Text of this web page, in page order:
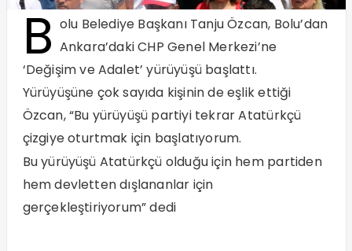
B olu Belediye Başkanı Tanju Özcan, Bolu’dan
Ankara’daki CHP Genel Merkezi’ne
‘Değişim ve Adalet’ yürüyüşü başlattı.
Yürüyüşüne çok sayıda kişinin de eşlik ettiği
Özcan, “Bu yürüyüşü partiyi tekrar Atatürkçü
çizgiye oturtmak için başlatıyorum.
Bu yürüyüşü Atatürkçü olduğu için hem partiden
hem devletten dışlananlar için
gerçekleştiriyorum” dedi